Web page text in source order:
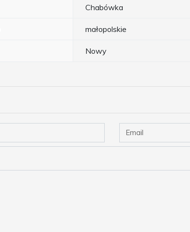
Chabówka
małopolskie
Nowy